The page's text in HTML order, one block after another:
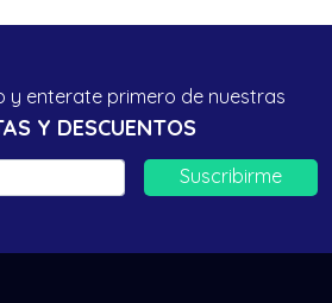
y enterate primero de nuestras
Y DESCUENTOS
Suscribirme